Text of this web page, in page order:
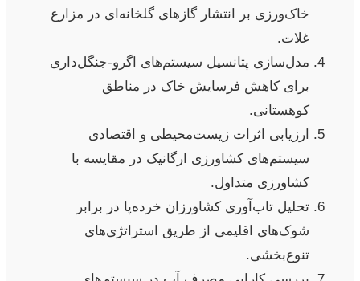
خاک‌ورزی بر انتشار گازهای گلخانه‌ای در مزارع
غلات.
مدل‌سازی پتانسیل سیستم‌های اگرو-جنگل‌داری
برای کاهش فرسایش خاک در مناطق
کوهستانی.
ارزیابی اثرات زیست‌محیطی و اقتصادی
سیستم‌های کشاورزی ارگانیک در مقایسه با
کشاورزی متداول.
تحلیل تاب‌آوری کشاورزان خرده‌پا در برابر
شوک‌های اقلیمی از طریق استراتژی‌های
تنوع‌بخشی.